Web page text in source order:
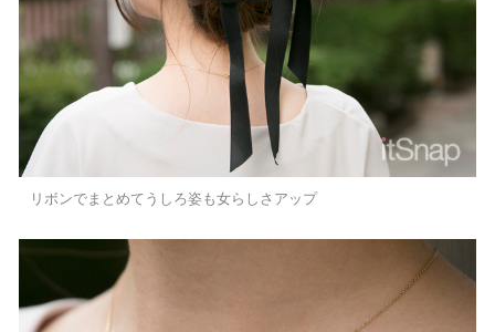
リボンでまとめてうしろ姿も女らしさアップ